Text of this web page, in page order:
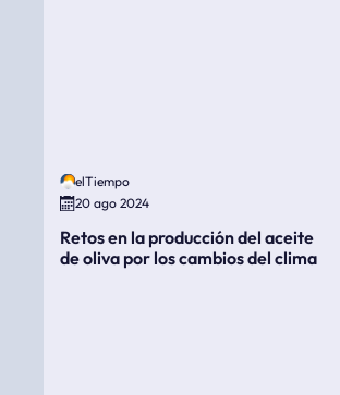
elTiempo
20 ago 2024
Retos en la producción del aceite
de oliva por los cambios del clima